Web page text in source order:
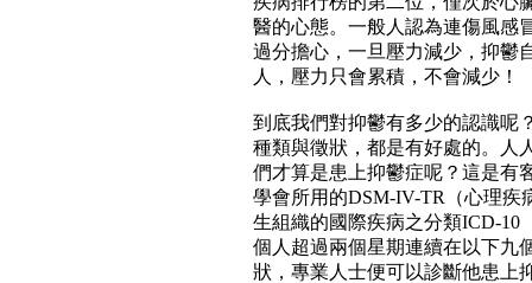
醫的心態。一般人認為連傷風感
過分擔心，一旦壓力減少，抑鬱
人，壓力只會累積，不會減少！
到底我們對抑鬱有多少的認識呢
種類與徵狀，都是有好處的。人
們才算是患上抑鬱症呢？這是有
學會所用的DSM-IV-TR（心理
生組織的國際疾病之分類ICD-10
個人超過兩個星期連續在以下九
狀，專業人士便可以診斷他患上